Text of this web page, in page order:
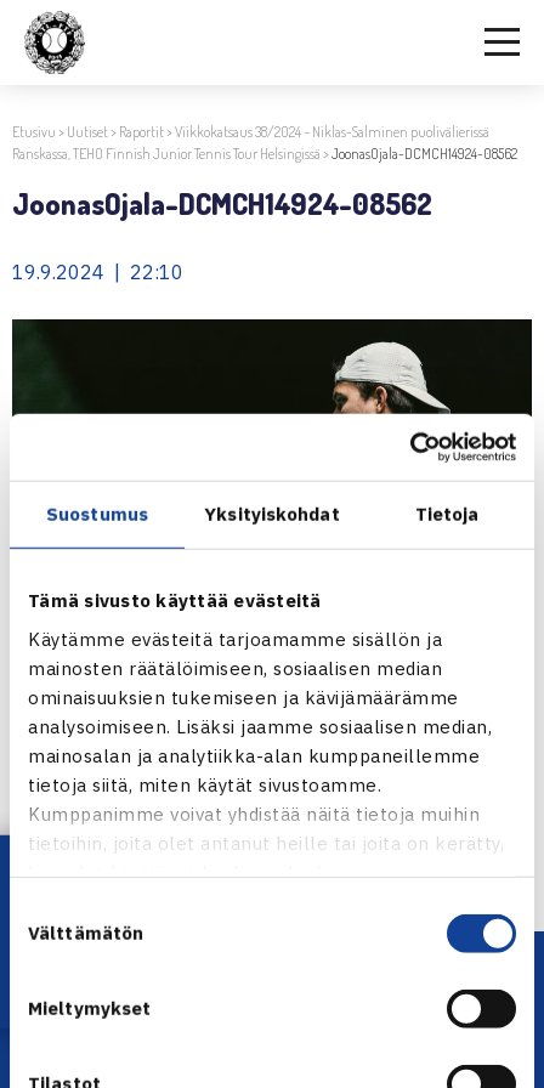
Suostumus Yksityiskohdat Tietoja
Tämä sivusto käyttää evästeitä
Käytämme evästeitä tarjoamamme sisällön ja
mainosten räätälöimiseen, sosiaalisen median
ominaisuuksien tukemiseen ja kävijämäärämme
analysoimiseen. Lisäksi jaamme sosiaalisen median,
mainosalan ja analytiikka-alan kumppaneillemme
tietoja siitä, miten käytät sivustoamme.
Kumppanimme voivat yhdistää näitä tietoja muihin
tietoihin, joita olet antanut heille tai joita on kerätty,
kun olet käyttänyt heidän palvelujaan.
valinta
Välttämätön
Mieltymykset
Etusivu > Uutiset> Raportit>Viikkokatsaus 38/2024 – Niklas-Salminen puolivälierissä
Ranskassa, TEHO Finnish Junior Tennis Tour Helsingissä >JoonasOjala-DCMCH14924-08562
JoonasOjala-DCMCH14924-08562
19.9.2024 | 22:10
← Edellinen
Lataa OmaTennis!